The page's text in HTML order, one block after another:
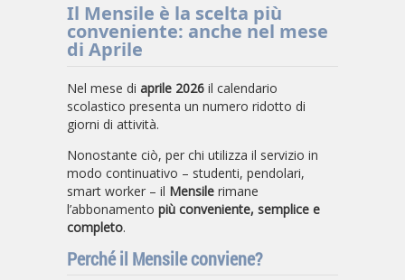
Il Mensile è la scelta più
conveniente: anche nel mese
di Aprile
Nel mese di aprile 2026 il calendario
scolastico presenta un numero ridotto di
giorni di attività.
Nonostante ciò, per chi utilizza il servizio in
modo continuativo – studenti, pendolari,
smart worker – il Mensile rimane
l’abbonamento più conveniente, semplice e
completo.
Perché il Mensile conviene?